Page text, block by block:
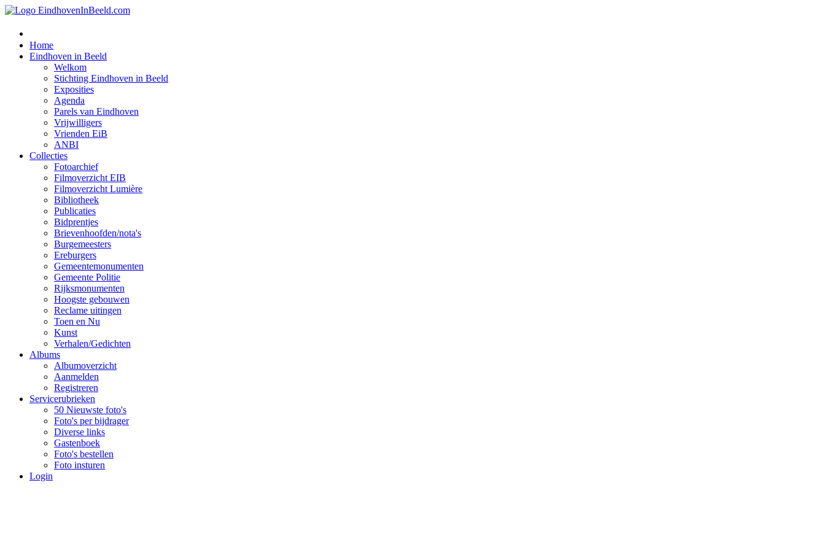
Home
Eindhoven in Beeld
Welkom
Stichting Eindhoven in Beeld
Exposities
Agenda
Parels van Eindhoven
Vrijwilligers
Vrienden EiB
ANBI
Collecties
Fotoarchief
Filmoverzicht EIB
Filmoverzicht Lumière
Bibliotheek
Publicaties
Bidprentjes
Brievenhoofden/nota's
Burgemeesters
Ereburgers
Gemeentemonumenten
Gemeente Politie
Rijksmonumenten
Hoogste gebouwen
Reclame uitingen
Toen en Nu
Kunst
Verhalen/Gedichten
Albums
Albumoverzicht
Aanmelden
Registreren
Servicerubrieken
50 Nieuwste foto's
Foto's per bijdrager
Diverse links
Gastenboek
Foto's bestellen
Foto insturen
Login